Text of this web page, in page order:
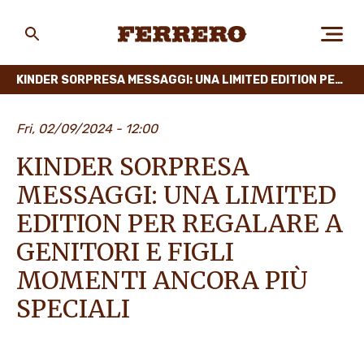
PERSONE E AMBIENTE
I NOSTRI PRODOTTI
LAVORA CON NOI
main
KINDER SORPRESA MESSAGGI: UNA LIMITED EDITION PER REGALARE A GENITORI E FIGLI MOMENTI ANCORA PIÙ SPECIALI
Fri, 02/09/2024 - 12:00
KINDER SORPRESA
MESSAGGI: UNA LIMITED
EDITION PER REGALARE A
GENITORI E FIGLI
MOMENTI ANCORA PIÙ
SPECIALI